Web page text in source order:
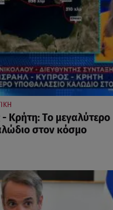
Κρήτη: Το μεγαλύτερο
στον κόσμο